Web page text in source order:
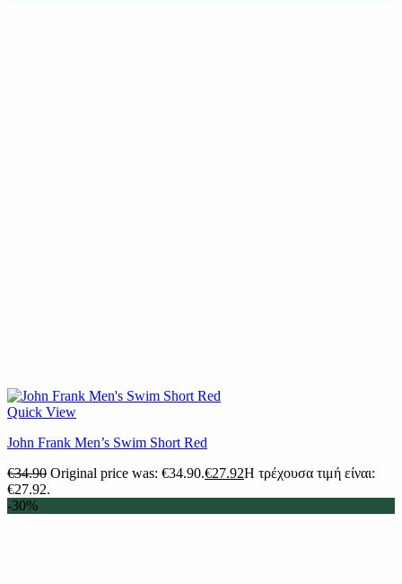
Quick View
John Frank Men’s Swim Short Red
€34.90 Original price was: €34.90.€27.92Η τρέχουσα τιμή είναι:
€27.92.
-30%